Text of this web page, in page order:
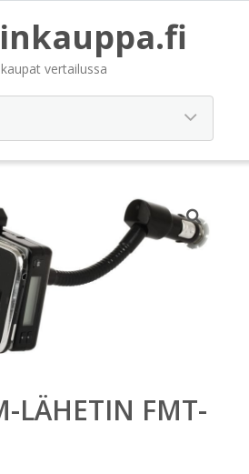
vertailussa
LÄHETIN FMT-